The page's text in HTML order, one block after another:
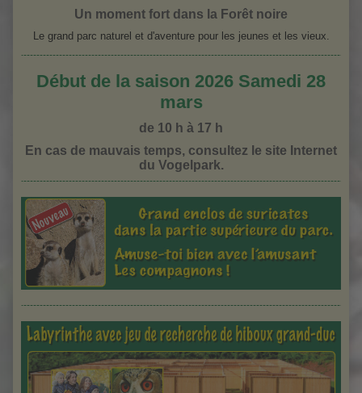
Un moment fort dans la Forêt noire
Le grand parc naturel et d'aventure pour les jeunes et les vieux.
Début de la saison 2026 Samedi 28
mars
de 10 h à 17 h
En cas de mauvais temps, consultez le site Internet
du Vogelpark.